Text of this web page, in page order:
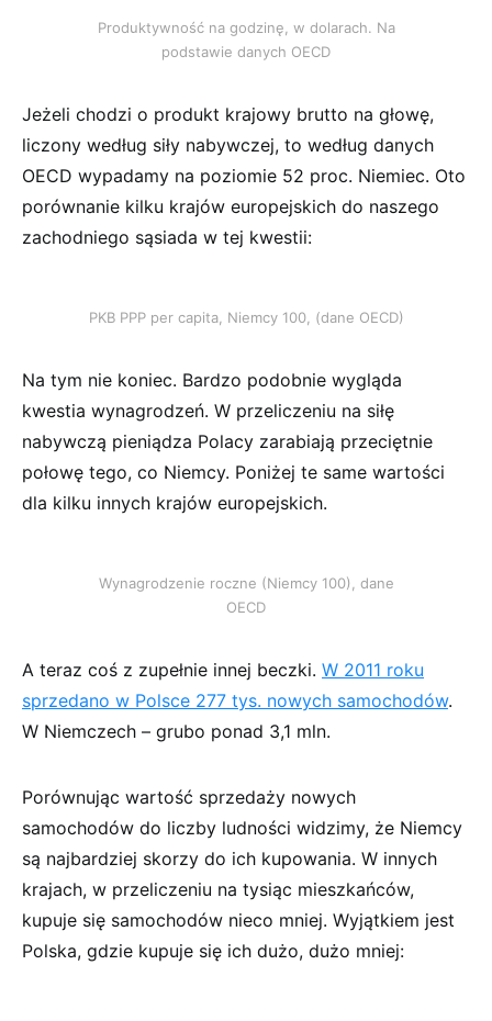
Produktywność na godzinę, w dolarach. Na
podstawie danych OECD
Jeżeli chodzi o produkt krajowy brutto na głowę,
liczony według siły nabywczej, to według danych
OECD wypadamy na poziomie 52 proc. Niemiec. Oto
porównanie kilku krajów europejskich do naszego
zachodniego sąsiada w tej kwestii:
PKB PPP per capita, Niemcy 100, (dane OECD)
Na tym nie koniec. Bardzo podobnie wygląda
kwestia wynagrodzeń. W przeliczeniu na siłę
nabywczą pieniądza Polacy zarabiają przeciętnie
połowę tego, co Niemcy. Poniżej te same wartości
dla kilku innych krajów europejskich.
Wynagrodzenie roczne (Niemcy 100), dane
OECD
A teraz coś z zupełnie innej beczki. W 2011 roku
sprzedano w Polsce 277 tys. nowych samochodów.
W Niemczech – grubo ponad 3,1 mln.
Porównując wartość sprzedaży nowych
samochodów do liczby ludności widzimy, że Niemcy
są najbardziej skorzy do ich kupowania. W innych
krajach, w przeliczeniu na tysiąc mieszkańców,
kupuje się samochodów nieco mniej. Wyjątkiem jest
Polska, gdzie kupuje się ich dużo, dużo mniej: